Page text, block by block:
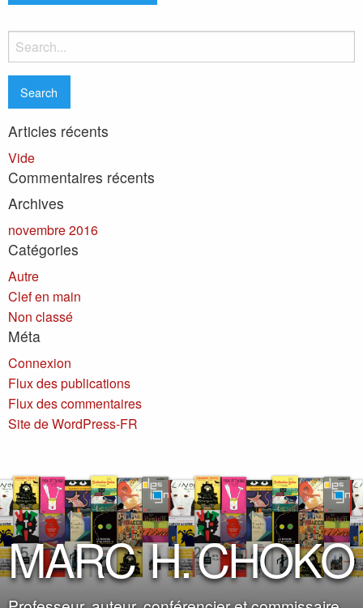
Search
for:
Articles récents
Vide
Commentaires récents
Archives
novembre 2016
Catégories
Autre
Clef en main
Non classé
Méta
Connexion
Flux des publications
Flux des commentaires
Site de WordPress-FR
MARC H.CHOKO